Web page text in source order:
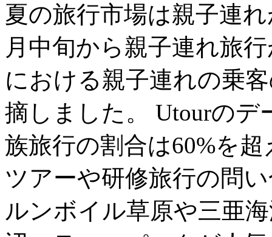
夏の旅行市場は親子連
月中旬から親子連れ旅
における親子連れの乗
摘しました。 Utourの
族旅行の割合は60%を
ツアーや研修旅行の問
ルンボイル草原や三亜